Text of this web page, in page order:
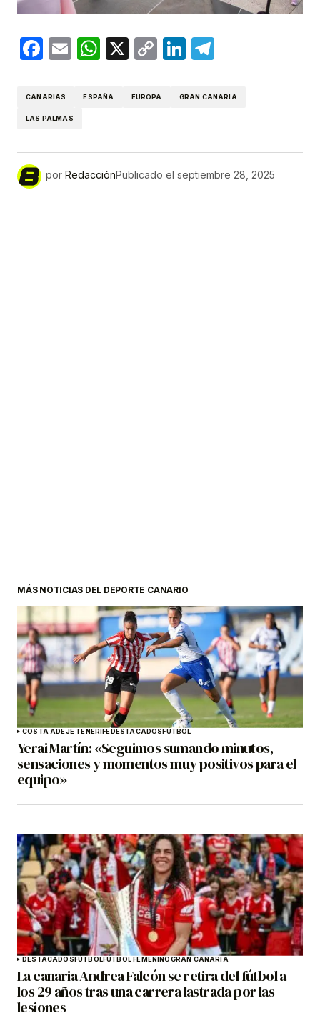
Facebook
EmailWhatsApp
X
CopyLinkedIn
CANARIAS ESPAÑA EUROPA GRAN CANARIA
LAS PALMAS
por RedacciónPublicado el septiembre 28, 2025
MÁS NOTICIAS DEL DEPORTE CANARIO
COSTA ADEJE TENERIFEDESTACADOSFÚTBOL
Yerai Martín: «Seguimos sumando minutos,
sensaciones y momentos muy positivos para el
equipo»
DESTACADOSFÚTBOLFÚTBOL FEMENINOGRAN CANARIA
La canaria Andrea Falcón se retira del fútbol a
los 29 años tras una carrera lastrada por las
lesiones